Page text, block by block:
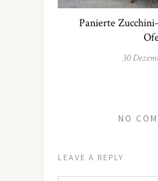
Panierte
30
NO
LEAVE A REPLY